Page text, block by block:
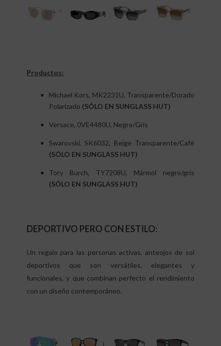
Productos:
Michael Kors, MK2231U, Transparente/Dorado
Polarizado (SÓLO EN SUNGLASS HUT)
Versace, 0VE4480U, Negro/Gris
Swarovski, SK6032, Beige Transparente/Café
(SÓLO EN SUNGLASS HUT)
Tory Burch, TY7208U, Mármol negro/gris
(SÓLO EN SUNGLASS HUT)
DEPORTIVO PERO CON ESTILO:
Un regalo para las personas activas, anteojos de sol
deportivos que son versátiles, elegantes y
funcionales, y que combinan perfecto el rendimiento
con un diseño contemporáneo.